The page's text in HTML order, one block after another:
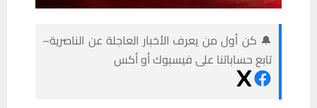
🔔 كن أول من يعرف الأخبار العاجلة عن الناصرية–
تابع حساباتنا على فيسبوك أو أكس